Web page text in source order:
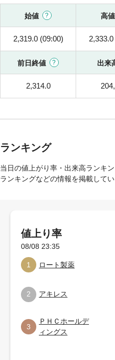
始値 高値
2,319.0 (09:00)
前日終値 出来
2,314.0
ランキング
当日の値上がり率・出来高ランキ
ランキングなどの情報を掲載してい